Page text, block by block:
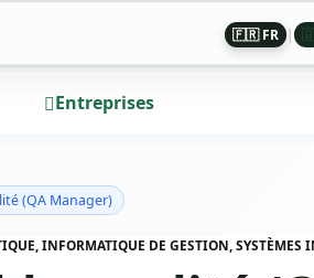
🇫🇷 FR |
Entreprises
(QA Manager)
INFORMATIQUE DE GESTION, SYSTÈMES